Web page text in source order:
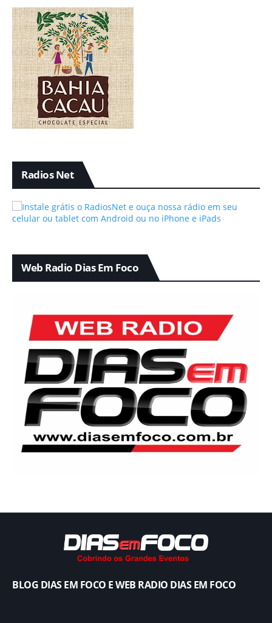
Radios Net
Web Radio Dias Em Foco
BLOG DIAS EM FOCO E WEB RADIO DIAS EM FOCO